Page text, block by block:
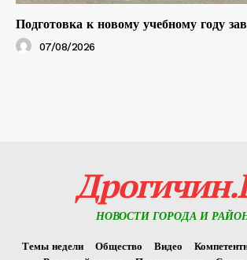
Подготовка к новому учебному году
07/08/2026
НОВОСТИ ГОРОДА И
Темы недели Общество Видео